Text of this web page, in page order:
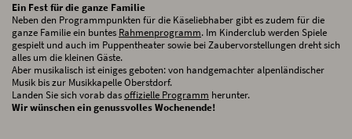
Ein Fest für die ganze Familie
Neben den Programmpunkten für die Käseliebhaber gibt es zudem für die
ganze Familie ein buntes Rahmenprogramm. Im Kinderclub werden Spiele
gespielt und auch im Puppentheater sowie bei Zaubervorstellungen dreht sich
alles um die kleinen Gäste.
Aber musikalisch ist einiges geboten: von handgemachter alpenländischer
Musik bis zur Musikkapelle Oberstdorf.
Landen Sie sich vorab dasoffizielle Programm herunter.
Wir wünschen ein genussvolles Wochenende!